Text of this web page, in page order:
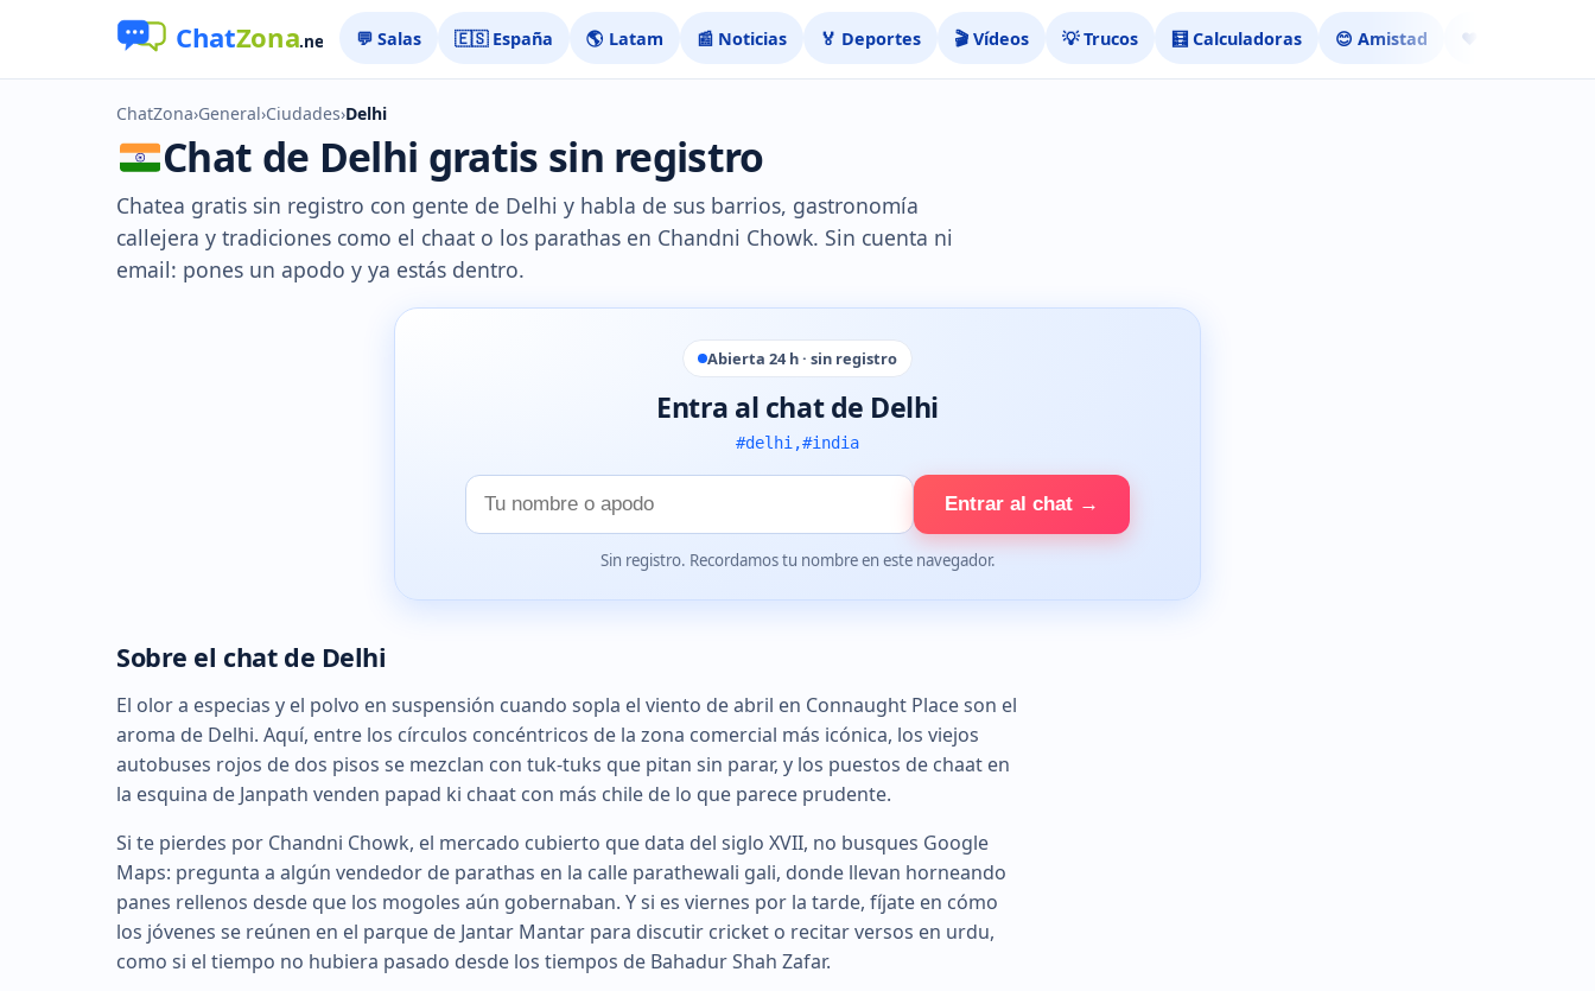
💬 Salas 🇪🇸 España 🌎 Latam 📰 Noticias 🏅 Deportes 🎬 Vídeos 💡 Trucos 🧮 Calculadoras 😊 Amistad ❤️ Ligar
ChatZona›General›Ciudades›Delhi
Chat de Delhi gratis sin registro
Chatea gratis sin registro con gente de Delhi y habla de sus barrios, gastronomía
callejera y tradiciones como el chaat o los parathas en Chandni Chowk. Sin cuenta ni
email: pones un apodo y ya estás dentro.
Abierta 24 h · sin registro
Entra al chat de Delhi
#delhi,#india
Tu
nombre
Entrar al chat →
Sin registro. Recordamos tu nombre en este navegador.
Sobre el chat de Delhi
El olor a especias y el polvo en suspensión cuando sopla el viento de abril en Connaught Place son el
aroma de Delhi. Aquí, entre los círculos concéntricos de la zona comercial más icónica, los viejos
autobuses rojos de dos pisos se mezclan con tuk-tuks que pitan sin parar, y los puestos de chaat en
la esquina de Janpath venden papad ki chaat con más chile de lo que parece prudente.
Si te pierdes por Chandni Chowk, el mercado cubierto que data del siglo XVII, no busques Google
Maps: pregunta a algún vendedor de parathas en la calle parathewali gali, donde llevan horneando
panes rellenos desde que los mogoles aún gobernaban. Y si es viernes por la tarde, fíjate en cómo
los jóvenes se reúnen en el parque de Jantar Mantar para discutir cricket o recitar versos en urdu,
como si el tiempo no hubiera pasado desde los tiempos de Bahadur Shah Zafar.